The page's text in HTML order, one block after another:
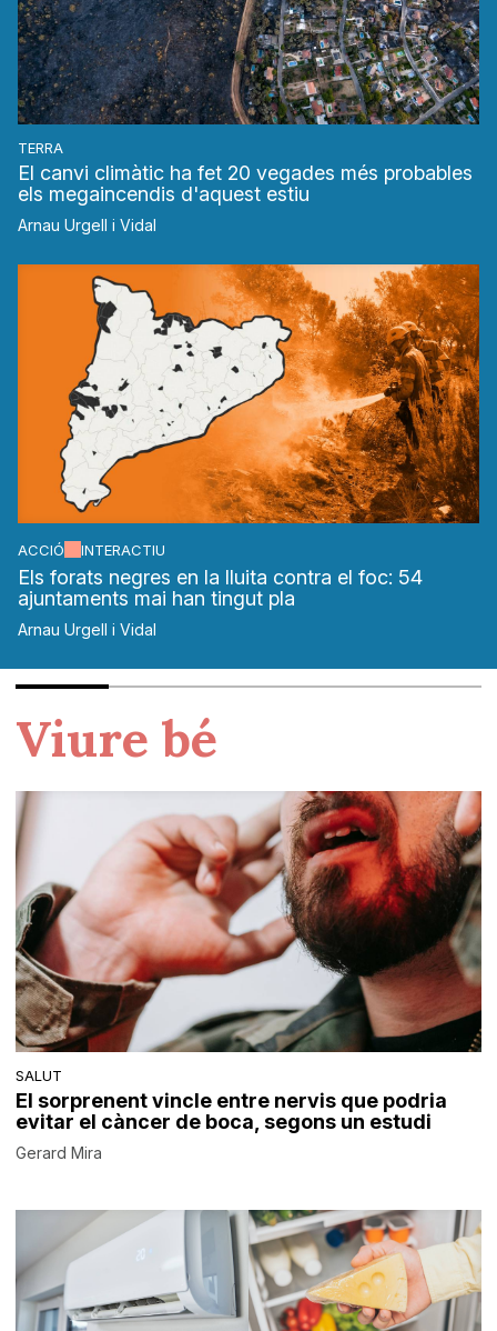
TERRA
El canvi climàtic ha fet 20 vegades més probables
els megaincendis d'aquest estiu
Arnau Urgell i Vidal
ACCIÓ INTERACTIU
Els forats negres en la lluita contra el foc: 54
ajuntaments mai han tingut pla
Arnau Urgell i Vidal
Viure bé
SALUT
El sorprenent vincle entre nervis que podria
evitar el càncer de boca, segons un estudi
Gerard Mira